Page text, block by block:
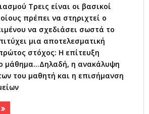
Τρεις είναι οι βασικοί
πρέπει να στηριχτεί ο
να σχεδιάσει σωστά το
μια αποτελεσματική
στόχος: Η επίτευξη
μάθημα…Δηλαδή, η ανακάλυψη
του μαθητή και η επισήμανση